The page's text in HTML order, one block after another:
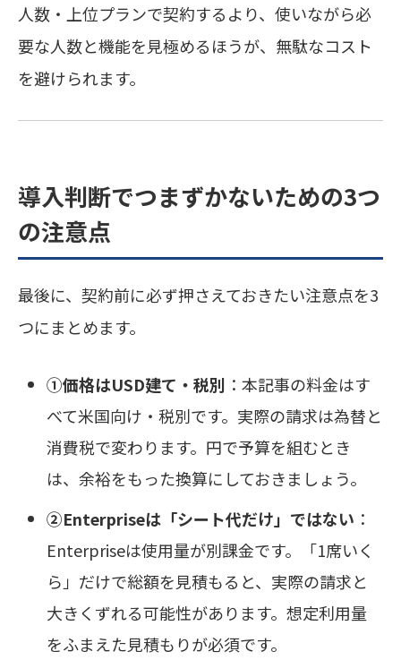
人数・上位プランで契約するより、使いながら必
要な人数と機能を見極めるほうが、無駄なコスト
を避けられます。
導入判断でつまずかないための3つ
の注意点
最後に、契約前に必ず押さえておきたい注意点を3
つにまとめます。
①価格はUSD建て・税別 ：本記事の料金はす
べて米国向け・税別です。実際の請求は為替と
消費税で変わります。円で予算を組むとき
は、余裕をもった換算にしておきましょう。
②Enterpriseは「シート代だけ」ではない ：
Enterpriseは使用量が別課金です。「1席いく
ら」だけで総額を見積もると、実際の請求と
大きくずれる可能性があります。想定利用量
をふまえた見積もりが必須です。